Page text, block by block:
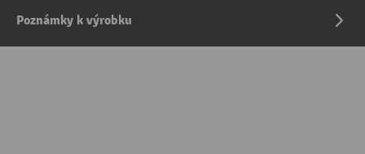
Poznámky k výrobku